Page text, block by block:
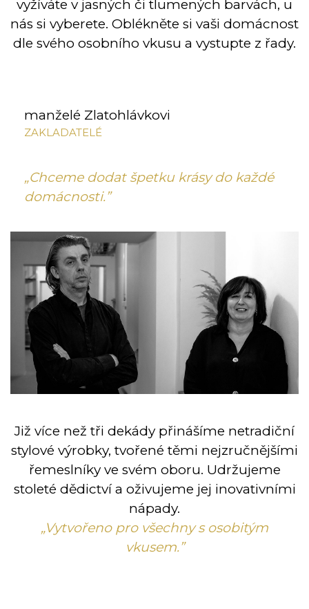
vyžíváte v jasných či tlumených barvách, u
nás si vyberete. Oblékněte si vaši domácnost
dle svého osobního vkusu a vystupte z řady.
manželé Zlatohlávkovi
ZAKLADATELÉ
„Chceme dodat špetku krásy do každé
domácnosti.”
Již více než tři dekády přinášíme netradiční
stylové výrobky, tvořené těmi nejzručnějšími
řemeslníky ve svém oboru. Udržujeme
stoleté dědictví a oživujeme jej inovativními
nápady.
„Vytvořeno pro všechny s osobitým
vkusem.”